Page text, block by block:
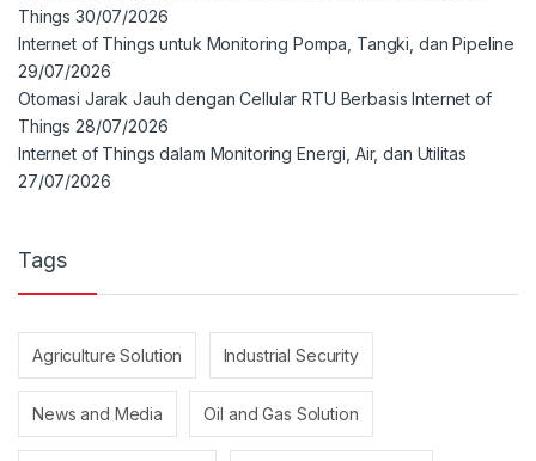
Things 30/07/2026
Internet of Things untuk Monitoring Pompa, Tangki, dan Pipeline
29/07/2026
Otomasi Jarak Jauh dengan Cellular RTU Berbasis Internet of
Things 28/07/2026
Internet of Things dalam Monitoring Energi, Air, dan Utilitas
27/07/2026
Tags
Agriculture Solution Industrial Security
News and Media Oil and Gas Solution